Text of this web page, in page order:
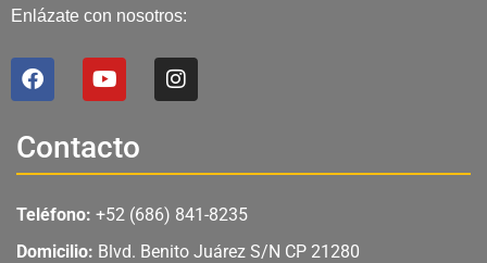
Enlázate con nosotros:
F
a
e
b
o
k
Y
o
u
b
I
n
g
a
m
Contacto
Teléfono: +52 (686) 841-8235
Domicilio: Blvd. Benito Juárez S/N CP 21280